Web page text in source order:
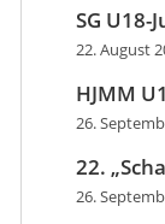
SG U18-
22. August
HJMM
26.
22.
26.